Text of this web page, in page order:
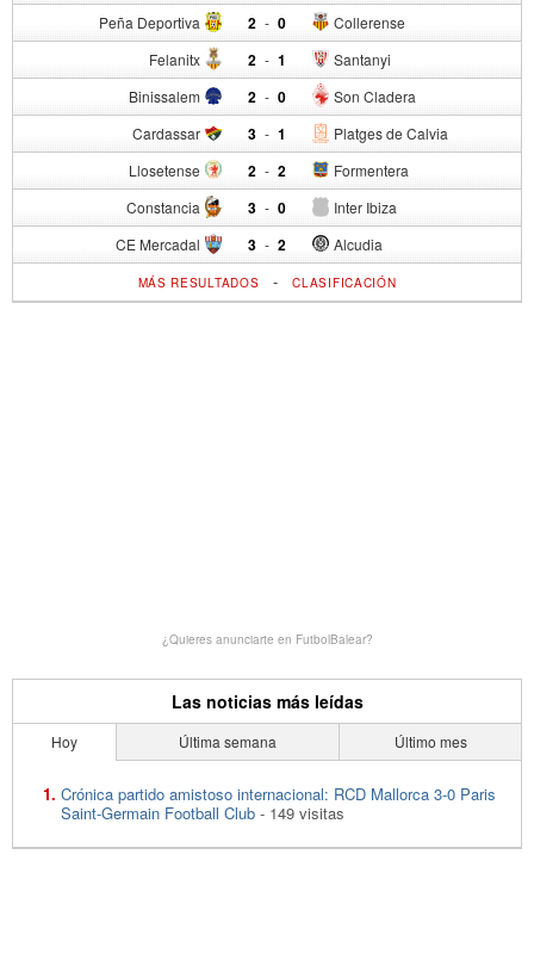
Peña Deportiva 2 - Collerense
0
Felanitx 2 - Santanyi
1
Binissalem 2 - Son Cladera
0
Cardassar 3 - Platges de Calvia
1
Llosetense 2 - Formentera
2
Constancia 3 - Inter Ibiza
0
CE Mercadal 3 - Alcudia
2
MÁS RESULTADOS -CLASIFICACIÓN
¿Quieres anunciarte en FutbolBalear?
Las noticias más leídas
Hoy Última semana Último mes
Crónica partido amistoso internacional: RCD Mallorca 3-0 Paris
Saint-Germain Football Club - 149 visitas